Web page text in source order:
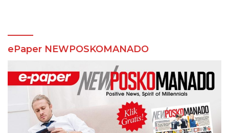
ePaper NEWPOSKOMANADO